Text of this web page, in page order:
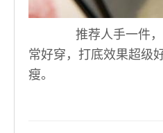
推荐人手一件，
常好穿，打底效果超级
瘦。